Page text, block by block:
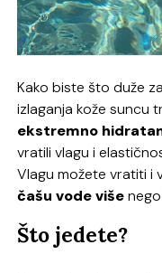
Kako biste što duže
izlaganja kože suncu
ekstremno
vratili vlagu i
Vlagu možete vratiti i
čašu vode više
Što jedete?